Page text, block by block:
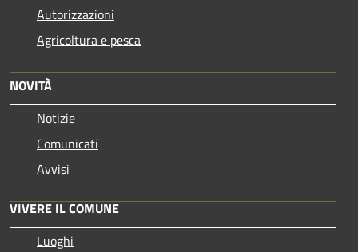
Autorizzazioni
Agricoltura e pesca
NOVITÀ
Notizie
Comunicati
Avvisi
VIVERE IL COMUNE
Luoghi